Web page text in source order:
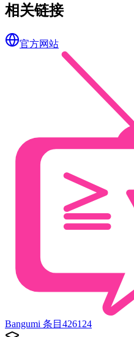
相关链接
官方网站
Bangumi 条目 426124